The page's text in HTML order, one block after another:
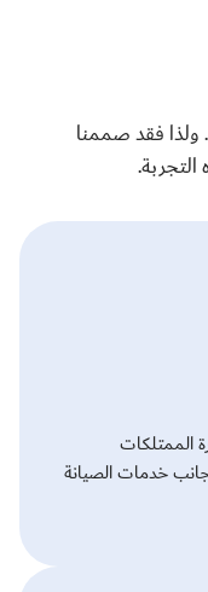
فقد صممنا
الممتلكات
مدار 24 ساعة إلى جانب خدمات الصيانة